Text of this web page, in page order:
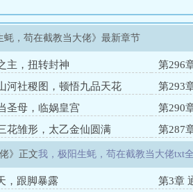
劫，回归二十一世纪当大佬！
蚝，苟在截教当大佬》最新章节
主，扭转封神
第296
河社稷图，顿悟九品天花
第293
圣母，临娲皇宫
第290
花雏形，太乙金仙圆满 第287
》正文我，极阳生蚝，苟在截教当大佬txt
，跟脚暴露
第3章